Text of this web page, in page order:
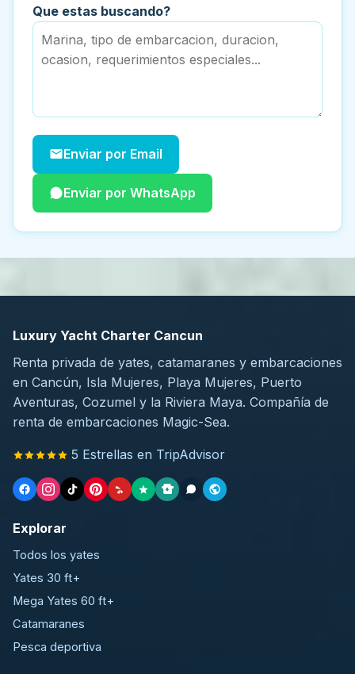
Que estas buscando?
Enviar por Email
Enviar por WhatsApp
Luxury Yacht Charter Cancun
Renta privada de yates, catamaranes y embarcaciones
en Cancún, Isla Mujeres, Playa Mujeres, Puerto
Aventuras, Cozumel y la Riviera Maya. Compañía de
renta de embarcaciones Magic-Sea.
5 Estrellas en TripAdvisor
Explorar
Todos los yates
Yates 30 ft+
Mega Yates 60 ft+
Catamaranes
Pesca deportiva